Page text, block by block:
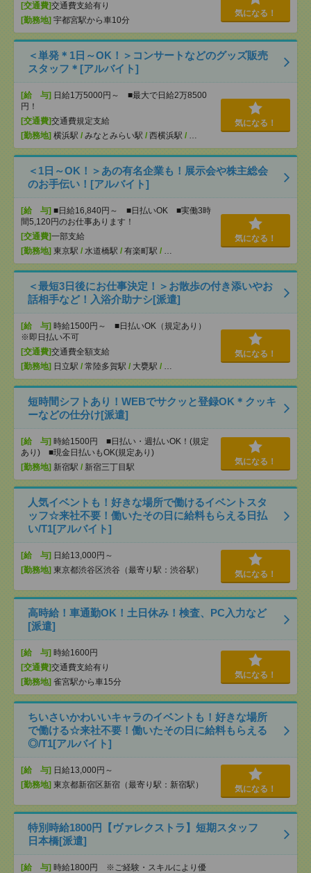
[交通費]交通費支給有り
[勤務地] 宇都宮駅から車10分
気になる！
＜単発＊1日～OK！＞コンサートなどのグッズ販売
スタッフ＊[アルバイト]
[給 与] 日給1万5000円～ ■最大で日給2万8500
円！
[交通費]交通費規定支給
[勤務地] 横浜駅 / みなとみらい駅 / 西横浜駅 / …
気になる！
＜1日～OK！＞あの有名企業も！展示会や株主総会
のお手伝い！[アルバイト]
[給 与] ■日給16,840円～ ■日払いOK ■実働3時
間5,120円のお仕事あります！
[交通費]一部支給
[勤務地] 東京駅 / 水道橋駅 / 有楽町駅 / …
気になる！
＜最短3日後にお仕事決定！＞お散歩の付き添いやお
話相手など！入浴介助ナシ[派遣]
[給 与] 時給1500円～ ■日払いOK（規定あり）
※即日払い不可
[交通費]交通費全額支給
[勤務地] 日立駅 / 常陸多賀駅 / 大甕駅 / …
気になる！
短時間シフトあり！WEBでサクッと登録OK＊クッキ
ーなどの仕分け[派遣]
[給 与] 時給1500円 ■日払い・週払いOK！(規定
あり) ■現金日払いもOK(規定あり)
[勤務地] 新宿駅 / 新宿三丁目駅
気になる！
人気イベントも！好きな場所で働けるイベントスタ
ッフ☆来社不要！働いたその日に給料もらえる日払
い/T1[アルバイト]
[給 与] 日給13,000円～
[勤務地] 東京都渋谷区渋谷（最寄り駅：渋谷駅） 気になる！
高時給！車通勤OK！土日休み！検査、PC入力など
[派遣]
[給 与] 時給1600円
[交通費]交通費支給有り
[勤務地] 雀宮駅から車15分
気になる！
ちいさいかわいいキャラのイベントも！好きな場所
で働ける☆来社不要！働いたその日に給料もらえる
◎/T1[アルバイト]
[給 与] 日給13,000円～
[勤務地] 東京都新宿区新宿（最寄り駅：新宿駅） 気になる！
特別時給1800円【ヴァレクストラ】短期スタッフ
日本橋[派遣]
[給 与] 時給1800円 ※ご経験・スキルにより優